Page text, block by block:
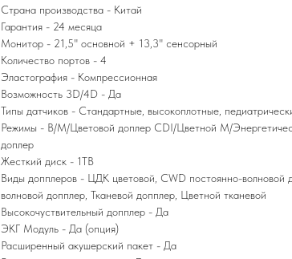
Страна производства - Китай
Гарантия - 24 месяца
Монитор - 21,5" основной + 13,3" сенсорный
Количество портов - 4
Эластография - Компрессионная
Возможность 3D/4D - Да
Типы датчиков - Стандартные, высокоплотные,
Режимы - B/M/Цветовой доплер CDI/Цветной M/
доплер
Жесткий диск - 1TB
Виды допплеров - ЦДК цветовой, CWD постоянно-волновой
волновой допплер, Тканевой допплер, Цветной тканевой
Высокочуствительный допплер - Да
ЭКГ Модуль - Да (опция)
Расширенный акушерский пакет - Да